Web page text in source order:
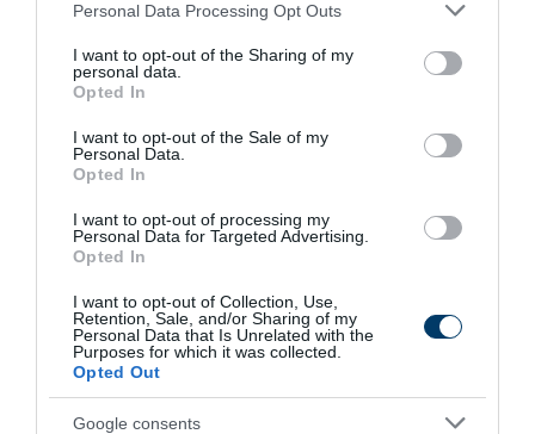
Please note that this website/app uses one or more Google
not limited to your visit or usage behaviour. You may click to
grant or deny consent to Google and its third-party tags to
use your data for below specified purposes in below Google
consent section.
Personal Data Processing Opt Outs
I want to opt-out of the Sharing of my
personal data.
Opted In
I want to opt-out of the Sale of my
Personal Data.
Opted In
I want to opt-out of processing my
Personal Data for Targeted Advertising.
Opted In
I want to opt-out of Collection, Use,
Retention, Sale, and/or Sharing of my
Personal Data that Is Unrelated with the
Purposes for which it was collected.
Opted Out
Google consents
Fungus Dries Up And Falls Off After The First
7 h 15 min